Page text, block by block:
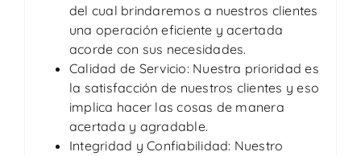
del cual brindaremos a nuestros clientes
una operación eficiente y acertada
acorde con sus necesidades.
Calidad de Servicio: Nuestra prioridad es
la satisfacción de nuestros clientes y eso
implica hacer las cosas de manera
acertada y agradable.
Integridad y Confiabilidad: Nuestro